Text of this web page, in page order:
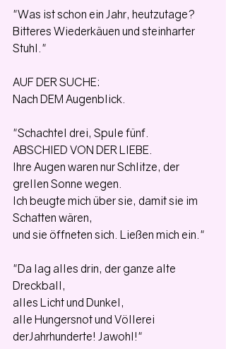
"Was ist schon ein Jahr, heutzutage?
Bitteres Wiederkäuen und steinharter
Stuhl."
AUF DER SUCHE:
Nach DEM Augenblick.
"Schachtel drei, Spule fünf.
ABSCHIED VON DER LIEBE.
Ihre Augen waren nur Schlitze, der
grellen Sonne wegen.
Ich beugte mich über sie, damit sie im
Schatten wären,
und sie öffneten sich. Ließen mich ein."
"Da lag alles drin, der ganze alte
Dreckball,
alles Licht und Dunkel,
alle Hungersnot und Völlerei
derJahrhunderte! Jawohl!"